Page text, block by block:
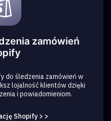
zamówień
do śledzenia zamówień w
lojalność klientów dzięki
i powiadomieniom.
Shopify > >